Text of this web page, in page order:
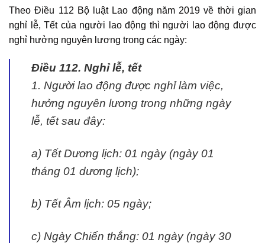
Theo Điều 112 Bộ luật Lao động năm 2019 về thời gian
nghỉ lễ, Tết của người lao động thì người lao động được
nghỉ hưởng nguyên lương trong các ngày:
Điều 112. Nghỉ lễ, tết
1. Người lao động được nghỉ làm việc,
hưởng nguyên lương trong những ngày
lễ, tết sau đây:
a) Tết Dương lịch: 01 ngày (ngày 01
tháng 01 dương lịch);
b) Tết Âm lịch: 05 ngày;
c) Ngày Chiến thắng: 01 ngày (ngày 30